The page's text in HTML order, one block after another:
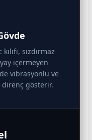
sızdırmaz
içermeyen
vibrasyonlu ve
direnç gösterir.